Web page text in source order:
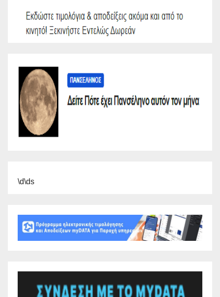
\d\ds